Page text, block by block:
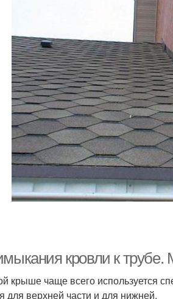
кровли к
крыше чаще всего используется
для верхней части и для нижней.